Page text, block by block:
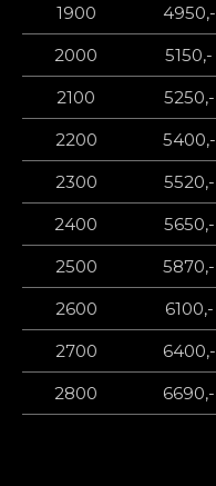
1900
4950,-
2000
5150,-
2100
5250,-
2200
5400,-
2300
5520,-
2400
5650,-
2500
5870,-
2600
6100,-
2700
6400,-
2800
6690,-